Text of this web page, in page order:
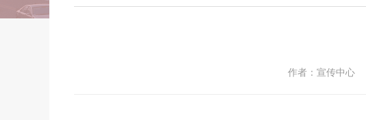
作者：宣传中心